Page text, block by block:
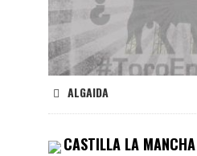
ALGAIDA
CASTILLA LA MANCHA